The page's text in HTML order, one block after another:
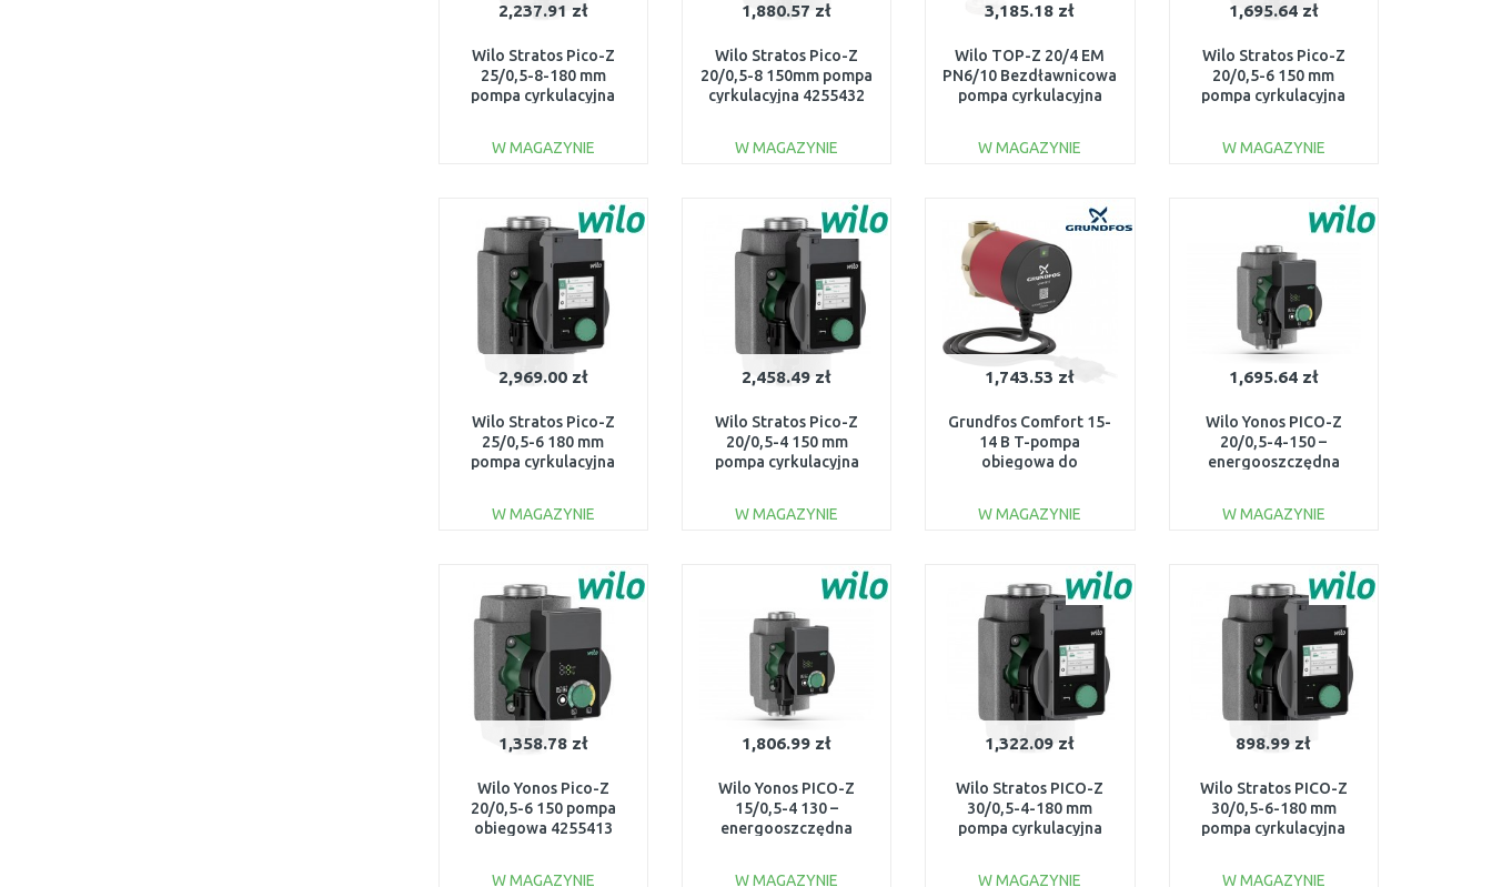
2,237.91 zł
Wilo Stratos Pico-Z
25/0,5-8-180 mm
pompa cyrkulacyjna
W MAGAZYNIE
Do porównania
1,880.57 zł
Wilo Stratos Pico-Z
20/0,5-8 150mm pompa
cyrkulacyjna 4255432
W MAGAZYNIE
Do porównania
3,185.18 zł
Wilo TOP-Z 20/4 EM
PN6/10 Bezdławnicowa
pompa cyrkulacyjna
W MAGAZYNIE
1,695.64 zł
Wilo Stratos Pico-Z
20/0,5-6 150 mm
pompa cyrkulacyjna
W MAGAZYNIE
Do porównania
2,969.00 zł
Wilo Stratos Pico-Z
25/0,5-6 180 mm
pompa cyrkulacyjna
W MAGAZYNIE
Do porównania
2,458.49 zł
Wilo Stratos Pico-Z
20/0,5-4 150 mm
pompa cyrkulacyjna
W MAGAZYNIE
Do porównania
1,743.53 zł
Grundfos Comfort 15-
14 B T-pompa
obiegowa do
93093854
W MAGAZYNIE
Do porównania
1,695.64 zł
Wilo Yonos PICO-Z
20/0,5-4-150 –
energooszczędna
W MAGAZYNIE
Do porównania
1,358.78 zł
Wilo Yonos Pico-Z
20/0,5-6 150 pompa
obiegowa 4255413
W MAGAZYNIE
1,806.99 zł
Wilo Yonos PICO-Z
15/0,5-4 130 –
energooszczędna
W MAGAZYNIE
1,322.09 zł
Wilo Stratos PICO-Z
30/0,5-4-180 mm
pompa cyrkulacyjna
W MAGAZYNIE
898.99 zł
Wilo Stratos PICO-Z
30/0,5-6-180 mm
pompa cyrkulacyjna
W MAGAZYNIE